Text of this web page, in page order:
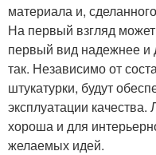
материала и,
На первый взгляд
первый вид надежнее и
так. Независимо от
штукатурки, будут
эксплуатации
хороша и для
желаемых идей.